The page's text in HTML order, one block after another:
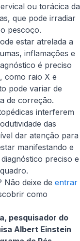
ou torácica da
que pode irradiar
pescoço.
estar atrelada a
inflamações e
é preciso
como raio X e
pode variar de
de correção.
interferem
das
dar atenção para
manifestando e
preciso e
Não deixe de entrar
como
pesquisador do
Albert Einstein